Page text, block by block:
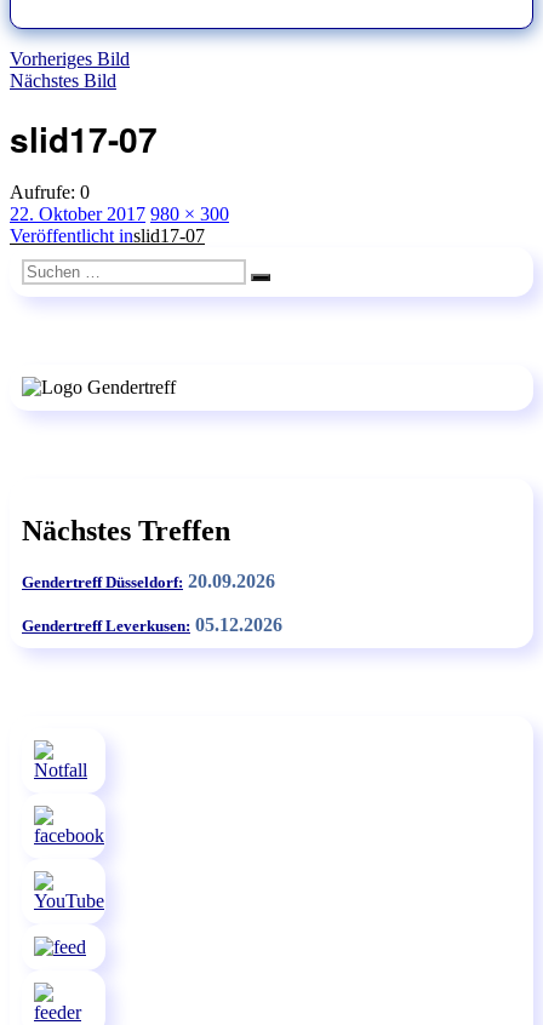
Vorheriges Bild
Nächstes Bild
slid17-07
Aufrufe: 0
Veröffentlicht
am
22. Oktober 2017 Originalgröße
980 × 300
Beitragsnavigation
Veröffentlicht inslid17-07
Suchen
nach:
Suchen
Nächstes Treffen
Gendertreff Düsseldorf: 20.09.2026
Gendertreff Leverkusen: 05.12.2026